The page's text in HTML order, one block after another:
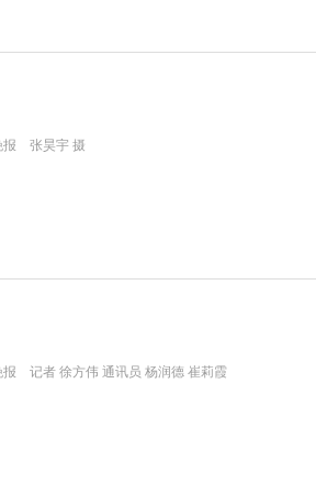
张昊宇 摄
记者 徐方伟 通讯员 杨润德 崔莉霞